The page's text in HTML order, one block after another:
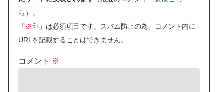
ら ）。
「 ※印」は必須項目です。スパム防止の為、コメント内に
URLを記載することはできません。
コメント ※